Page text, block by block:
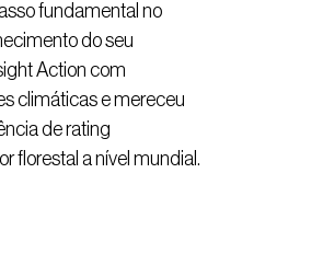
fundamental no
do seu
Action com
climáticas e mereceu
de rating
florestal a nível mundial.